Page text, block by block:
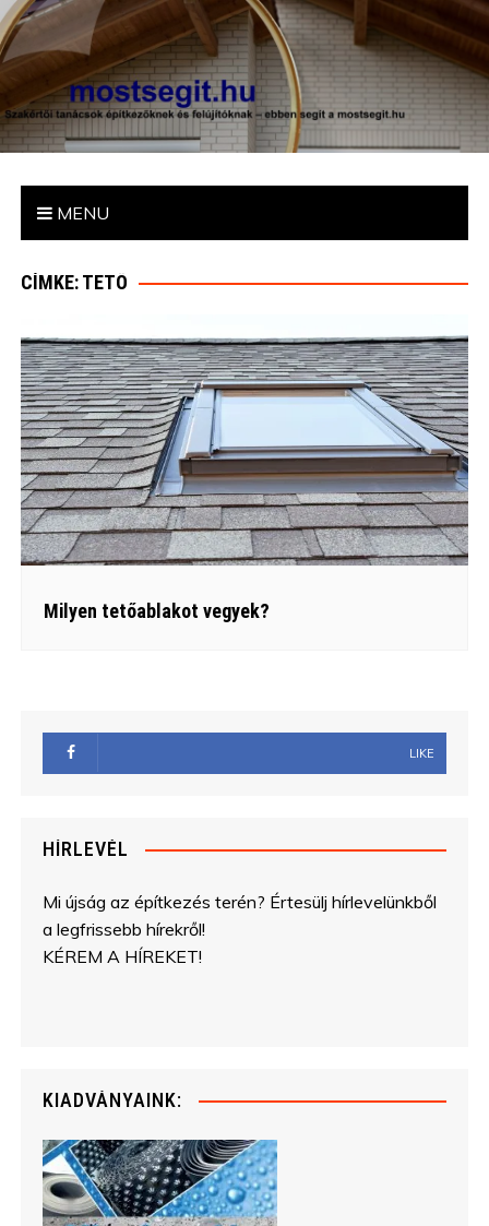
mostsegit.hu
Szakértői tanácsok építkezőknek és felújítóknak – ebben segít
a mostsegit.hu
MENU
CÍMKE: TETŐ
Milyen tetőablakot vegyek?
LIKE
HÍRLEVÉL
Mi újság az építkezés terén? Értesülj hírlevelünkből
a legfrissebb hírekről!
KÉREM A HÍREKET!
KIADVÁNYAINK: